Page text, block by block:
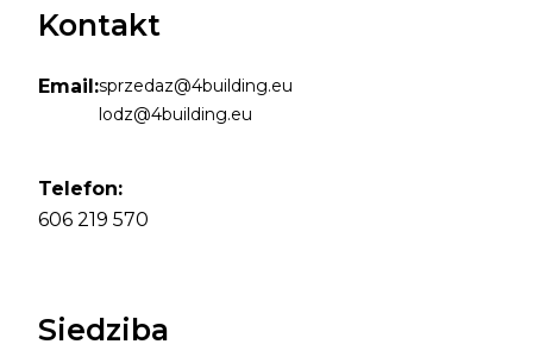
Kontakt
Email:sprzedaz@4building.eu
lodz@4building.eu
Telefon:
606 219 570
Siedziba